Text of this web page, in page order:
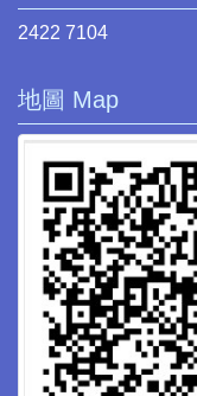
2422 7104
地圖 Map